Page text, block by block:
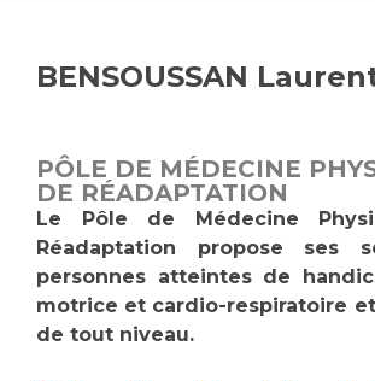
Tarifs
Vous allez être hospitalisé(e)
Vous avez un examen d'imagerie ou
à réaliser
Vous avez une analyse à réaliser
Vous venez en consultation
myaphm, votre espace santé en ligne
Emploi / formation
Emplois administratifs
Emplois médicaux
Espace Formation
Étudiants hospitaliers
Emplois techniques et médico-
Emplois divers
BENSOUSSAN
PÔLE DE MÉDECINE
DE RÉADAPTATION
Le Pôle de Médecine
Réadaptation propose ses
personnes atteintes de
motrice et cardio-respiratoire
de tout niveau.